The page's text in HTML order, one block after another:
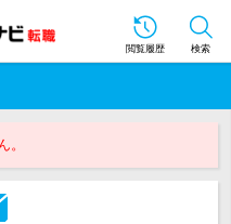
閲覧履歴 検索
。